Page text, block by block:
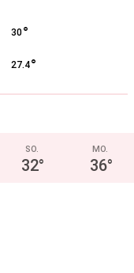
30°
27.4°
SO.
32°
MO.
36°